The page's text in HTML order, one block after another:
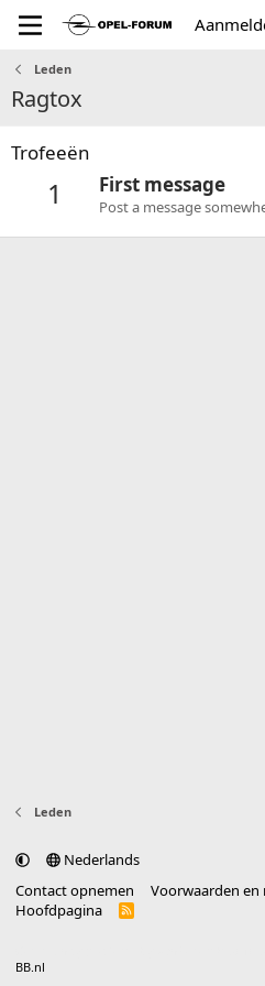
Leden
Ragtox
Trofeeën
1 First message
Post a message
Leden
Nederlands
Contact opnemen
Voorwaarden en
Hoofdpagina
R
BB.nl